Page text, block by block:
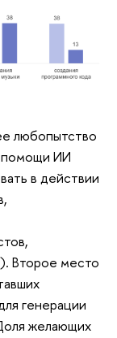
любопытство
помощи ИИ
в действии
Второе место
генерации
желающих